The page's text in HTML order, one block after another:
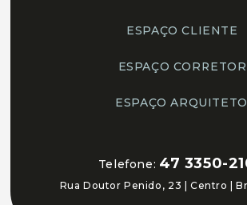
ESPAÇO CLIENTE
ESPAÇO CORRETOR
ESPAÇO ARQUITETO
Telefone: 47 3350-
Rua Doutor Penido, 23 | Centro |